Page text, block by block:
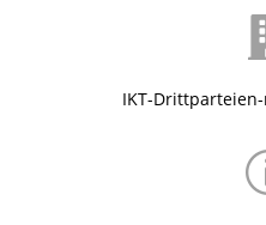
IKT-